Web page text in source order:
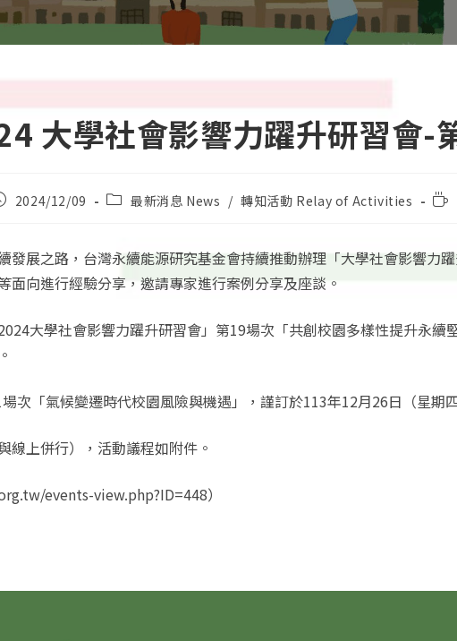
大學社會影響力躍升研習會
2024/12/09
Post最新消息 News / 轉知活動 Relay of Activities
發展之路，台灣永續能源研究基金會持續推動辦理「大學社會影響力
向進行經驗分享，邀請專家進行案例分享及座談。
大學社會影響力躍升研習會」第19場次「共創校園多樣性提升永
次「氣候變遷時代校園風險與機遇」，謹訂於113年12月26日（星期
線上併行），活動議程如附件。
events-view.php?ID=448）